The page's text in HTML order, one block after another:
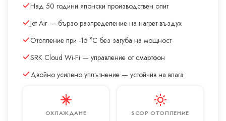
Над 50 години японски производствен опит
Jet Air — бързо разпределение на нагрет въздух
Отопление при -15 °C без загуба на мощност
SRK Cloud Wi-Fi — управление от смартфон
Двойно усилено уплътнение — устойчив на влага
ОХЛАЖДАНЕ SCOP ОТОПЛЕНИЕ